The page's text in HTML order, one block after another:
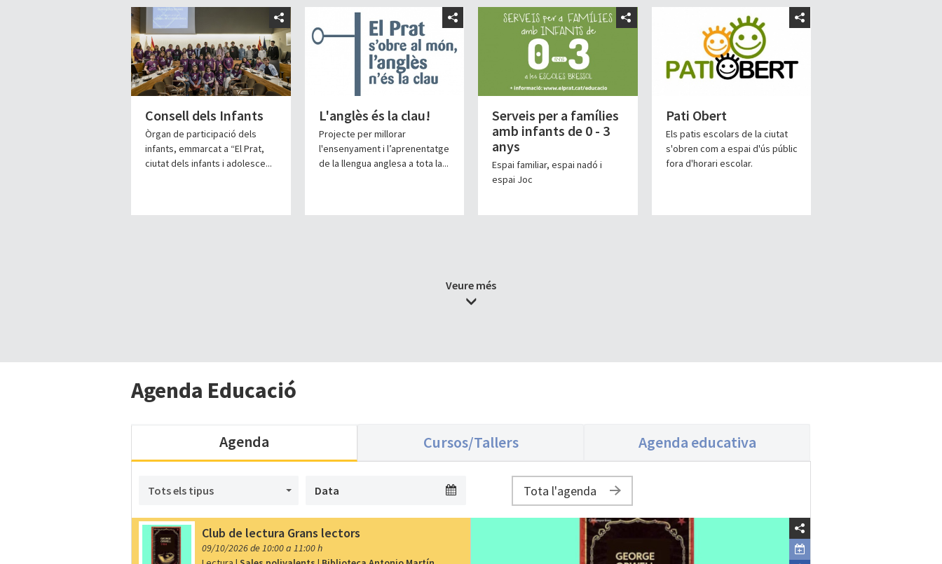
Consell dels Infants
Òrgan de participació dels
infants, emmarcat a “El Prat,
ciutat dels infants i adolesce...
L'anglès és la clau!
Projecte per millorar
l'ensenyament i l’aprenentatge
de la llengua anglesa a tota la...
Serveis per a famílies
amb infants de 0 - 3
anys
Espai familiar, espai nadó i
espai Joc
Pati Obert
Els patis escolars de la ciutat
s'obren com a espai d'ús públic
fora d'horari escolar.
Veure més
Agenda Educació
Agenda Cursos/Tallers Agenda educativa
Tots els tipus Tota l'agenda
Club de lectura Grans lectors
09/10/2026 de 10:00 a 11:00 h